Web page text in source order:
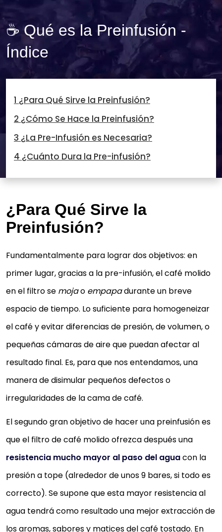
☕ Qué es la Preinfusión -
Índice
1 ¿Para Qué Sirve la Preinfusión?
2 ¿Cómo Se Hace la Preinfusión?
3 ¿La Pre-Infusión es Necesaria?
4 ¿Cuánto Dura la Pre-infusión?
¿Para Qué Sirve la
Preinfusión?
Fundamentalmente para lograr dos objetivos: en
primer lugar, gracias a la pre-infusión, el café molido
en el filtro se mojao empapadurante un breve
espacio de tiempo. Lo suficiente para homogeneizar
el café y evitar diferencias de presión, de volumen, o
pequeñas cámaras de aire que puedan afectar al
resultado final. Es, para que nos entendamos, una
manera de disimular pequeños defectos o
irregularidades de la cama de café.
El segundo gran objetivo de hacer una preinfusión es
que el filtro de café molido ofrezca después una
resistencia mucho mayor al paso del aguacon la
presión a tope (alrededor de unos 9 bares, si todo es
correcto). Se supone que esta mayor resistencia al
agua tendrá como resultado una mejor extracción de
los aromas, sabores y matices del café tostado. En